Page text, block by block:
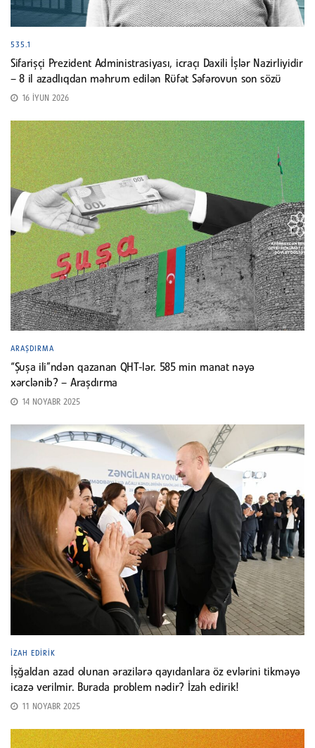
535.1
Sifarişçi Prezident Administrasiyası, icraçı Daxili İşlər Nazirliyidir
– 8 il azadlıqdan məhrum edilən Rüfət Səfərovun son sözü
16 İYUN 2026
ARAŞDIRMA
“Şuşa ili”ndən qazanan QHT-lər. 585 min manat nəyə
xərclənib? – Araşdırma
14 NOYABR 2025
İZAH EDIRIK
İşğaldan azad olunan ərazilərə qayıdanlara öz evlərini tikməyə
icazə verilmir. Burada problem nədir? İzah edirik!
11 NOYABR 2025